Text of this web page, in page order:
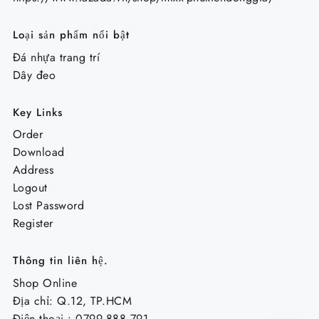
Loại sản phẩm nổi bật
Đá nhựa trang trí
Dây đeo
Key Links
Order
Download
Address
Logout
Lost Password
Register
Thông tin liên hệ.
Shop Online
Địa chỉ: Q.12, TP.HCM